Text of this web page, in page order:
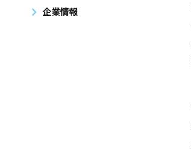
企業情報